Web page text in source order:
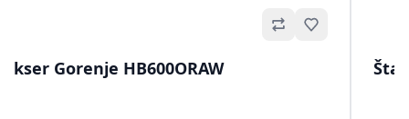
Omiljeno
Gorenje HB600ORAW